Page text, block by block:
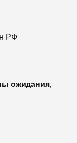
РФ
ожидания,